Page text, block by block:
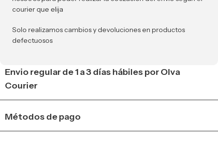
courier que elija
Solo realizamos cambios y devoluciones en productos
defectuosos
Envio regular de 1 a 3 días hábiles por Olva
Courier
Métodos de pago